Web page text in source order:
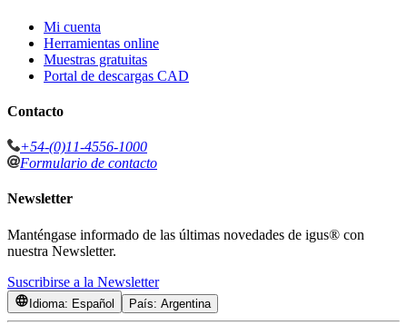
Mi cuenta
Herramientas online
Muestras gratuitas
Portal de descargas CAD
Contacto
+54-(0)11-4556-1000
Formulario de contacto
Newsletter
Manténgase informado de las últimas novedades de igus® con
nuestra Newsletter.
Suscribirse a la Newsletter
Idioma: Español País: Argentina